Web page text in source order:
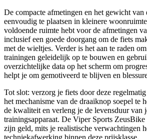
De compacte afmetingen en het gewicht van
eenvoudig te plaatsen in kleinere
voldoende ruimte hebt voor de afmetingen
inclusief een goede doorgang om de fiets
met de wieltjes. Verder is het aan te raden
trainingen geleidelijk op te bouwen en
overzichtelijke data op het scherm om
helpt je om gemotiveerd te blijven en
Tot slot: verzorg je fiets door deze
het mechanisme van de draaiknop soepel te
de kwaliteit en verleng je de levensduur van
trainingsapparaat. De Viper Sports
zijn geld, mits je realistische verwachtingen
techniekafwerking binnen deze prijsklasse.